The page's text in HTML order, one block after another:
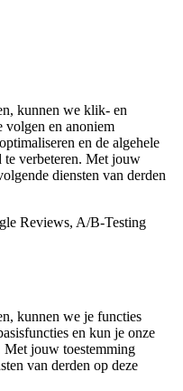
kunnen we klik- en
volgen en anoniem
en de algehele
te verbeteren. Met jouw
diensten van derden
Reviews, A/B-Testing
kunnen we je functies
en kun je onze
Met jouw toestemming
van derden op deze